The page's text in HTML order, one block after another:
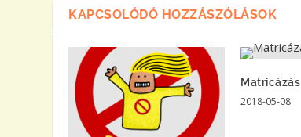
KAPCSOLÓDÓ HOZZÁSZÓLÁSOK
Matricázás
2018-05-08